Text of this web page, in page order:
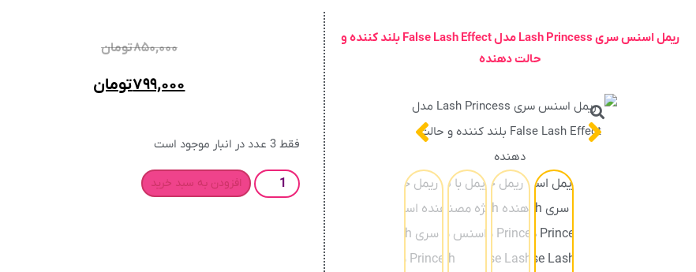
ریمل اسنس سری Lash Princess مدل False Lash Effect بلند کننده و
حالت دهنده
۸۵۰,۰۰۰تومان
۷۹۹,۰۰۰تومان
فقط 3 عدد در انبار موجود است
افزودن به سبد خرید